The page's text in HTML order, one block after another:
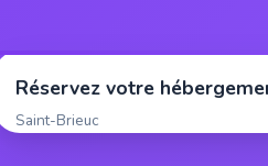
Réservez votre
Saint-Brieuc